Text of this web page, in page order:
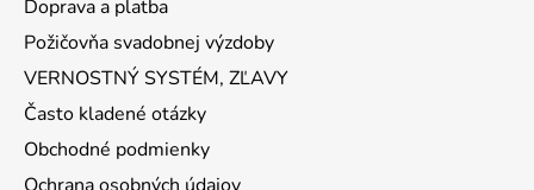
Doprava a platba
Požičovňa svadobnej výzdoby
VERNOSTNÝ SYSTÉM, ZĽAVY
Často kladené otázky
Obchodné podmienky